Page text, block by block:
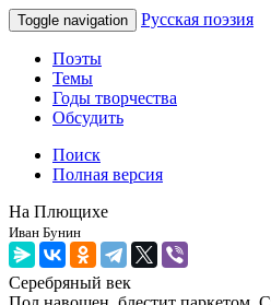
Toggle navigation Русская поэзия
Поэты
Темы
Годы творчества
Обсудить
Поиск
Полная версия
На Плющихе
Иван Бунин
Серебряный век